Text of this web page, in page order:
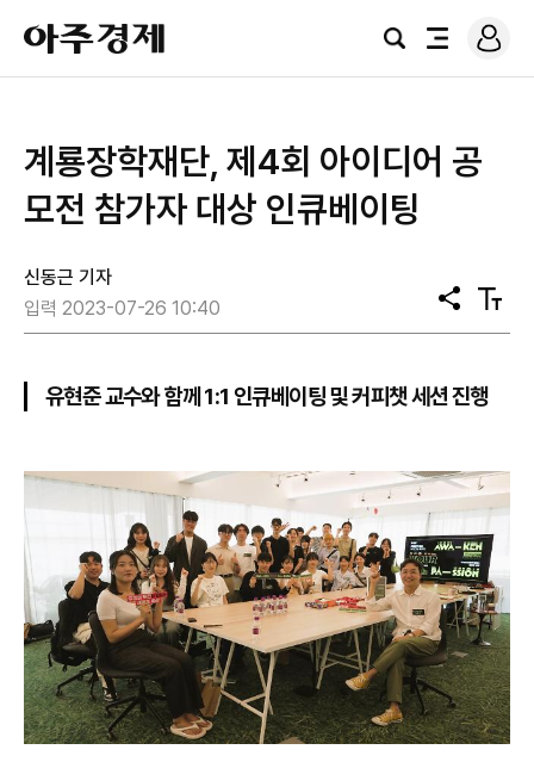
아
주
경
검
전
로
그
​계룡장학재단, 제4회 아이디어 공
모전 참가자 대상 인큐베이팅
신동근 기자
입력 2023-07-26 10:40
공
유
텍
스
유현준 교수와 함께 1:1 인큐베이팅 및 커피챗 세션 진행